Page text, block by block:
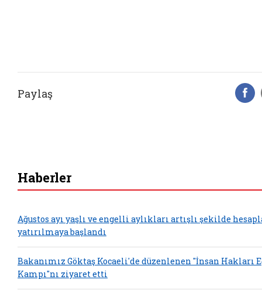
Paylaş
Haberler
Ağustos ayı yaşlı ve engelli aylıkları artışlı şekilde
yatırılmaya başlandı
Bakanımız Göktaş Kocaeli'de düzenlenen "İnsan Hakları
Kampı"nı ziyaret etti